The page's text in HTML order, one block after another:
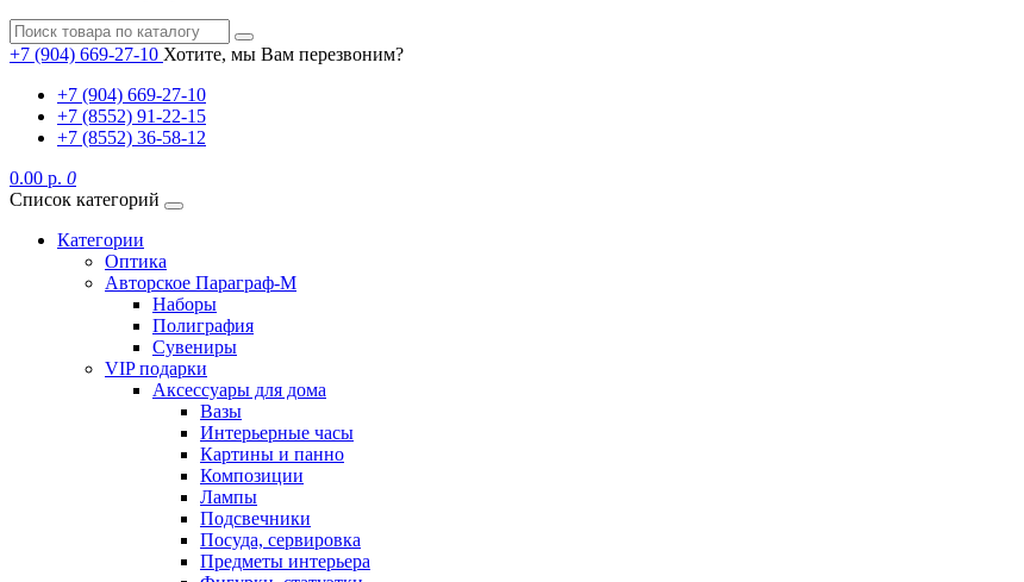
+7 (904) 669-27-10 Хотите, мы Вам перезвоним?
+7 (904) 669-27-10
+7 (8552) 91-22-15
+7 (8552) 36-58-12
0.00 р. 0
Список категорий
Категории
Оптика
Авторское Параграф-М
Наборы
Полиграфия
Сувениры
VIP подарки
Аксессуары для дома
Вазы
Интерьерные часы
Картины и панно
Композиции
Лампы
Подсвечники
Посуда, сервировка
Предметы интерьера